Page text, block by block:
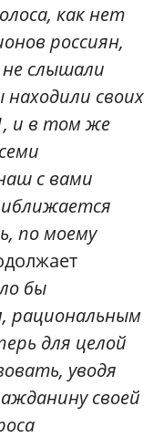
как нет
россиян,
слышали
находили своих
и в том же
с вами
по моему
бы
рациональным
для целой
уводя
своей